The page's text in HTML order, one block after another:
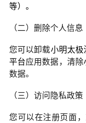
等）。
（二）删除个人信息
您可以卸载小明太极
平台应用数据，清除
数据。
（三）访问隐私政策
您可以在注册页面